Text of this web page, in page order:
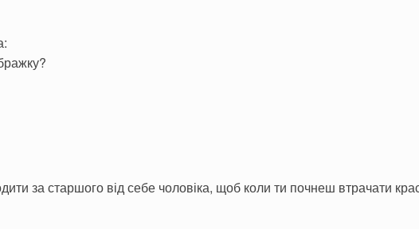
за старшого від себе чоловіка, щоб коли ти почнеш втрачати